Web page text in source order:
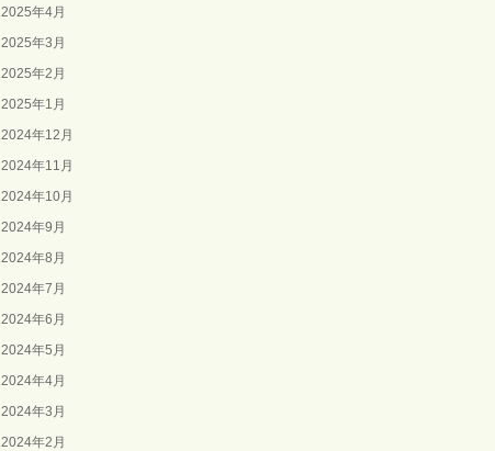
2025年4月
2025年3月
2025年2月
2025年1月
2024年12月
2024年11月
2024年10月
2024年9月
2024年8月
2024年7月
2024年6月
2024年5月
2024年4月
2024年3月
2024年2月